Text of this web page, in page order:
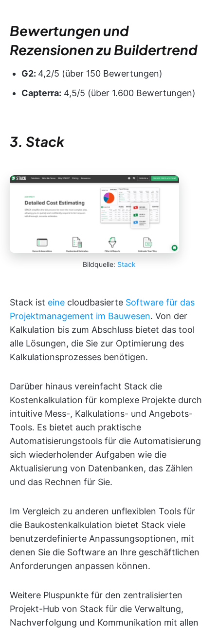
Bewertungen und
Rezensionen zu Buildertrend
G2: 4,2/5 (über 150 Bewertungen)
Capterra: 4,5/5 (über 1.600 Bewertungen)
3. Stack
Bildquelle: Stack
Stack ist eine cloudbasierte Software für das
Projektmanagement im Bauwesen. Von der
Kalkulation bis zum Abschluss bietet das tool
alle Lösungen, die Sie zur Optimierung des
Kalkulationsprozesses benötigen.
Darüber hinaus vereinfacht Stack die
Kostenkalkulation für komplexe Projekte durch
intuitive Mess-, Kalkulations- und Angebots-
Tools. Es bietet auch praktische
Automatisierungstools für die Automatisierung
sich wiederholender Aufgaben wie die
Aktualisierung von Datenbanken, das Zählen
und das Rechnen für Sie.
Im Vergleich zu anderen unflexiblen Tools für
die Baukostenkalkulation bietet Stack viele
benutzerdefinierte Anpassungsoptionen, mit
denen Sie die Software an Ihre geschäftlichen
Anforderungen anpassen können.
Weitere Pluspunkte für den zentralisierten
Projekt-Hub von Stack für die Verwaltung,
Nachverfolgung und Kommunikation mit allen